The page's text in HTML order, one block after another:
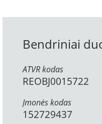
Bendriniai
ATVR kodas
REOBJ0015722
Įmonės kodas
152729437